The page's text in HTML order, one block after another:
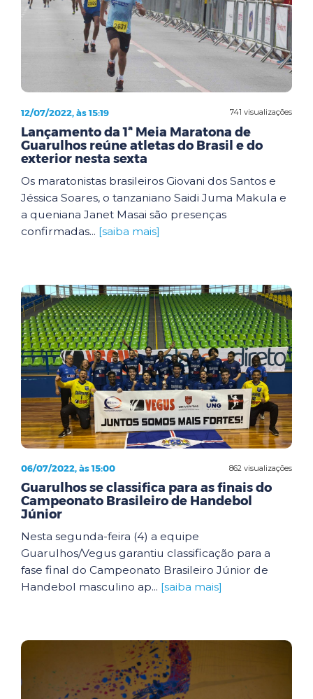
741 visualizações
12/07/2022, às 15:19
Lançamento da 1ª Meia Maratona de
Guarulhos reúne atletas do Brasil e do
exterior nesta sexta
Os maratonistas brasileiros Giovani dos Santos e
Jéssica Soares, o tanzaniano Saidi Juma Makula e
a queniana Janet Masai são presenças
confirmadas... [saiba mais]
862 visualizações
06/07/2022, às 15:00
Guarulhos se classifica para as finais do
Campeonato Brasileiro de Handebol
Júnior
Nesta segunda-feira (4) a equipe
Guarulhos/Vegus garantiu classificação para a
fase final do Campeonato Brasileiro Júnior de
Handebol masculino ap... [saiba mais]